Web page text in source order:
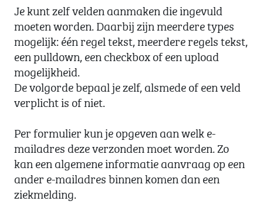
Je kunt zelf velden aanmaken die ingevuld
moeten worden. Daarbij zijn meerdere types
mogelijk: één regel tekst, meerdere regels tekst,
een pulldown, een checkbox of een upload
mogelijkheid.
De volgorde bepaal je zelf, alsmede of een veld
verplicht is of niet.
Per formulier kun je opgeven aan welk e-
mailadres deze verzonden moet worden. Zo
kan een algemene informatie aanvraag op een
ander e-mailadres binnen komen dan een
ziekmelding.